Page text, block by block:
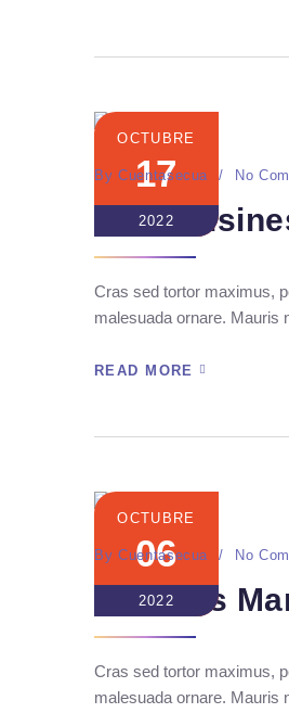
OCTUBRE
17
2022
By Cuentasecua No
New
Cras sed tortor maximus,
malesuada ornare. Mauris
READ MORE
OCTUBRE
06
2022
By Cuentasecua No
Seo Ads
Cras sed tortor maximus,
malesuada ornare. Mauris